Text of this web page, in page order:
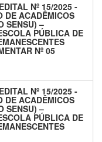
Nº 15/2025 -
DE ACADÊMICOS
SENSU) –
PÚBLICA DE
Nº 05
Nº 15/2025 -
DE ACADÊMICOS
SENSU) –
PÚBLICA DE